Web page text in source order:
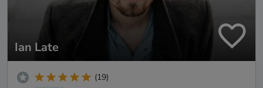
Ian Late
(19)